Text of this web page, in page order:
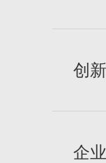
创
企